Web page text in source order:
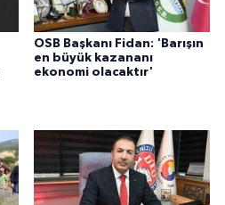
OSB Başkanı Fidan: 'Barışın
en büyük kazananı
ekonomi olacaktır'